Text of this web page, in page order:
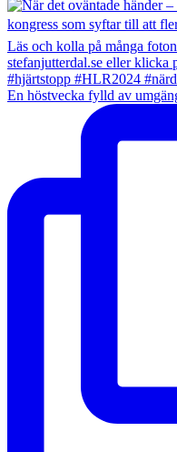
En höstvecka fylld av